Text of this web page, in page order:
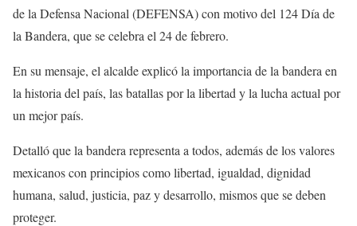
de la Defensa Nacional (DEFENSA) con motivo del 124 Día de
la Bandera, que se celebra el 24 de febrero.
En su mensaje, el alcalde explicó la importancia de la bandera en
la historia del país, las batallas por la libertad y la lucha actual por
un mejor país.
Detalló que la bandera representa a todos, además de los valores
mexicanos con principios como libertad, igualdad, dignidad
humana, salud, justicia, paz y desarrollo, mismos que se deben
proteger.